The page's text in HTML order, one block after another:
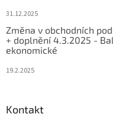
31.12.2025
Změna v obchodních
+ doplnění 4.3.2025 -
ekonomické
19.2.2025
Kontakt